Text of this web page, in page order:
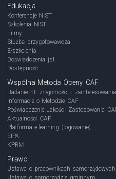
Edukacja
Konferencje NIST
Szkolenia NIST
Filmy
Służba przygotowawcza
E-szkolenia
Doświadczenia jst
Dostępność
Wspólna Metoda Oceny CAF
Badanie nt. znajomości i
Informacje o Metodzie CAF
Poświadczenie Jakości Zastosowania
Aktualności CAF
Platforma e-learning (logowanie)
EIPA
KPRM
Prawo
Ustawa o pracownikach samorządowych